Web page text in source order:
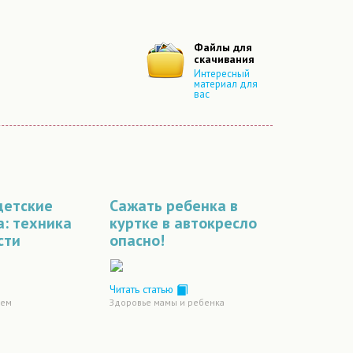
Файлы для
скачивания
Интересный
материал для
вас
техника
Сажать ребенка в
куртке в автокресло
опасно!
Читать статью
Здоровье мамы и ребенка